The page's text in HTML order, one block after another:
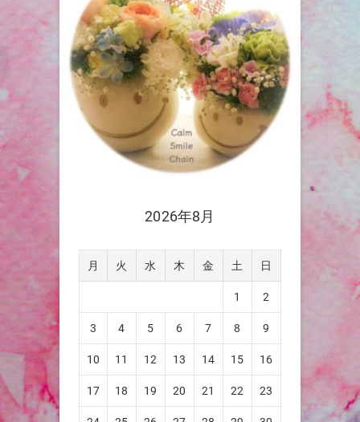
2026年8月
月 火 水 木 金 土 日
1 2
3 4 5 6 7 8 9
10 11 12 13 14 15 16
17 18 19 20 21 22 23